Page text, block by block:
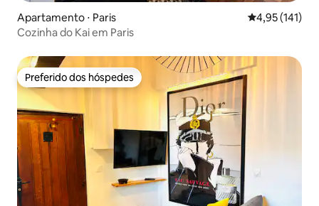
Apartamento ⋅ Paris 4,95 de uma
4,95 (141)
Cozinha do Kai em Paris
Preferido dos hóspedes
Preferido dos hóspedes